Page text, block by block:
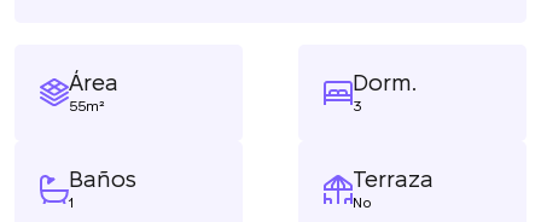
Área
55m²
Dorm.
3
Baños
1
Terraza
No